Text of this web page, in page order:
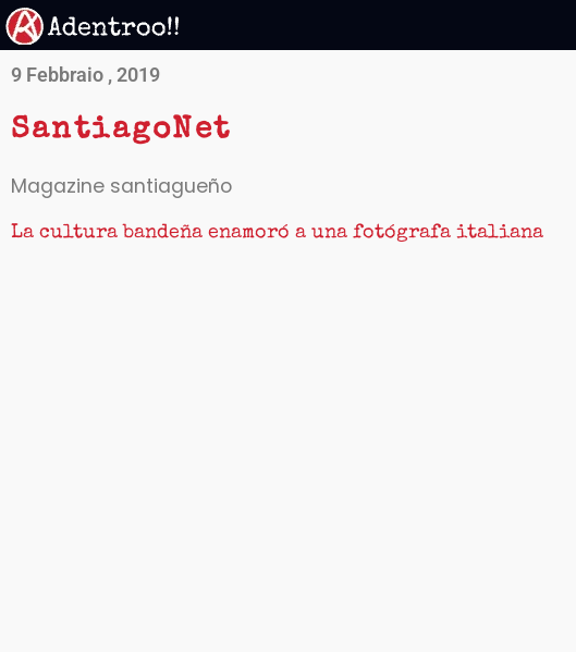
Vai
al
contenuto
9 Febbraio , 2019
SantiagoNet
Magazine santiagueño
La cultura bandeña enamoró a una fotógrafa italiana